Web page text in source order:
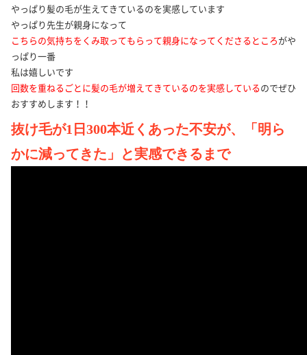
やっぱり髪の毛が生えてきているのを実感しています
やっぱり先生が親身になって
こちらの気持ちをくみ取ってもらって親身になってくださるところがや
っぱり一番
私は嬉しいです
回数を重ねるごとに髪の毛が増えてきているのを実感しているのでぜひ
おすすめします！！
抜け毛が1日300本近くあった不安が、「明ら
かに減ってきた」と実感できるまで